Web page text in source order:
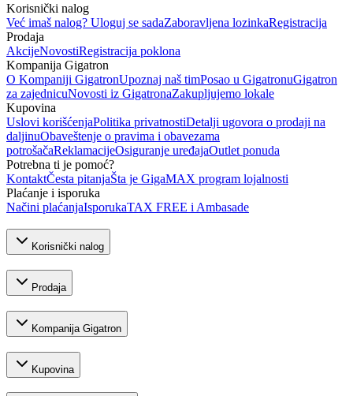
Korisnički nalog
Već imaš nalog? Uloguj se sadaZaboravljena lozinkaRegistracija
Prodaja
AkcijeNovostiRegistracija poklona
Kompanija Gigatron
O Kompaniji GigatronUpoznaj naš timPosao u GigatronuGigatron
za zajednicuNovosti iz GigatronaZakupljujemo lokale
Kupovina
Uslovi korišćenjaPolitika privatnostiDetalji ugovora o prodaji na
daljinuObaveštenje o pravima i obavezama
potrošačaReklamacijeOsiguranje uređajaOutlet ponuda
Potrebna ti je pomoć?
KontaktČesta pitanjaŠta je GigaMAX program lojalnosti
Plaćanje i isporuka
Načini plaćanjaIsporukaTAX FREE i Ambasade
Korisnički nalog
Prodaja
Kompanija Gigatron
Kupovina